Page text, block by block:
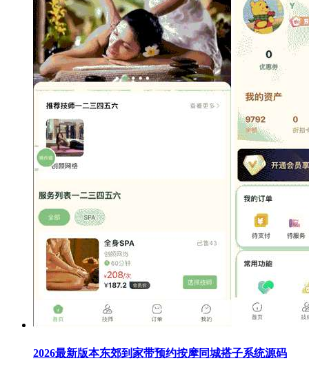
2026最新版本东郊到家带预约按摩同城搭子系统源码